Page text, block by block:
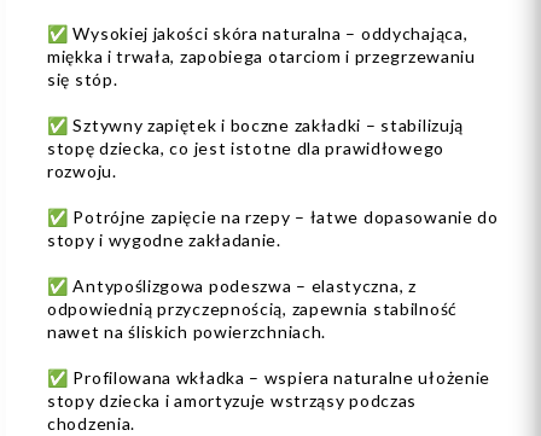
✅ Wysokiej jakości skóra naturalna – oddychająca,
miękka i trwała, zapobiega otarciom i przegrzewaniu
się stóp.
✅ Sztywny zapiętek i boczne zakładki – stabilizują
stopę dziecka, co jest istotne dla prawidłowego
rozwoju.
✅ Potrójne zapięcie na rzepy – łatwe dopasowanie do
stopy i wygodne zakładanie.
✅ Antypoślizgowa podeszwa – elastyczna, z
odpowiednią przyczepnością, zapewnia stabilność
nawet na śliskich powierzchniach.
✅ Profilowana wkładka – wspiera naturalne ułożenie
stopy dziecka i amortyzuje wstrząsy podczas
chodzenia.